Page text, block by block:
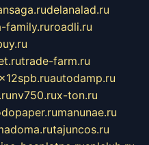
delanalad.ru
family.ruroadli.ru
trade-farm.ru
autodamp.ru
nv750.rux-ton.ru
manunae.ru
tajuncos.ru